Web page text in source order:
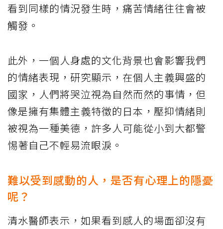
看到同樣的情況發生時，痛苦情緒往往會被
觸發。
此外，一個人身處的文化背景也會影響我們
的情緒表現，研究顯示，在個人主義興盛的
國家，人們將哭泣視為自然而然的事情，但
像是擁有集體主義特徵的日本，壓抑情緒則
被視為一種美德，許多人可能從小到大都警
惕著自己不輕易流眼淚。
難以受到感動的人，是否有心理上的隱憂
呢？
清水醫師表示，如果看到感人的場面卻沒有